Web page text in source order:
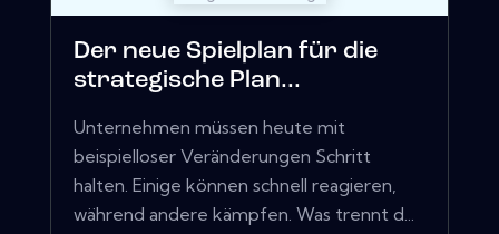
Der neue Spielplan für die
strategische Plan...
Unternehmen müssen heute mit
beispielloser Veränderungen Schritt
halten. Einige können schnell reagieren,
während andere kämpfen. Was trennt d...